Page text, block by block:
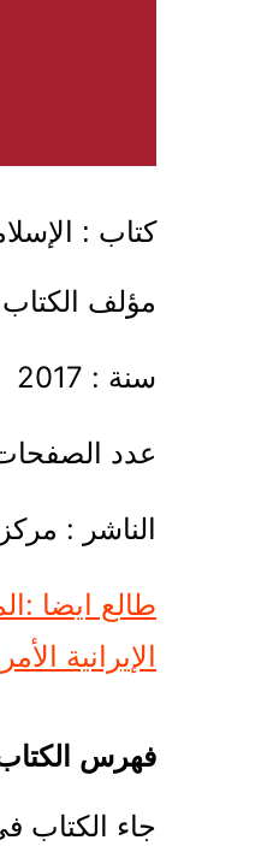
كتاب :
مؤلف
سنة : 2017
عدد الصفحات :
الناشر :
طالع ايضا
الإيرانية
فهرس
جاء الكتاب في 5 فصول رئيسية وكانت